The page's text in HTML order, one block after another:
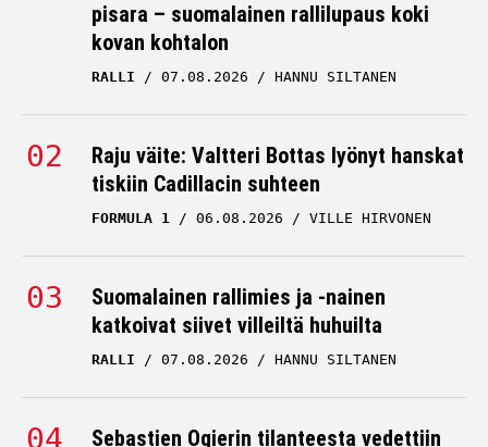
pisara – suomalainen rallilupaus koki
kovan kohtalon
RALLI 07.08.2026 HANNU SILTANEN
Raju väite: Valtteri Bottas lyönyt hanskat
tiskiin Cadillacin suhteen
FORMULA 1 06.08.2026 VILLE HIRVONEN
Suomalainen rallimies ja -nainen
katkoivat siivet villeiltä huhuilta
RALLI 07.08.2026 HANNU SILTANEN
Sebastien Ogierin tilanteesta vedettiin